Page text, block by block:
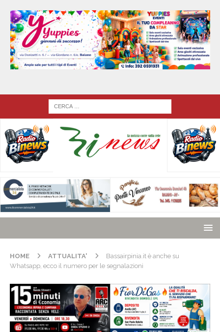
HOME ATTUALITA'
Bassairpinia.it è anche su
Whatsapp, ecco il numero per le segnalazioni